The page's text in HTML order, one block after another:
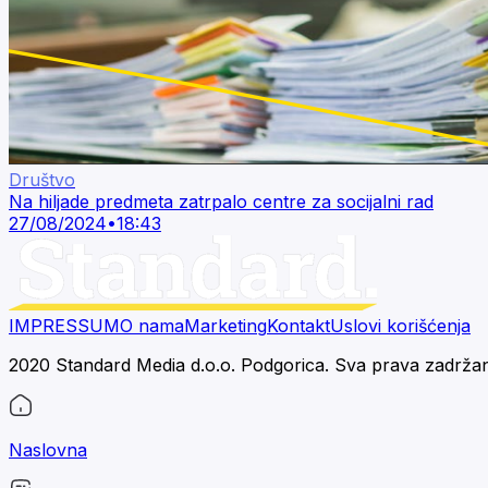
Društvo
Na hiljade predmeta zatrpalo centre za socijalni rad
27/08/2024•18:43
IMPRESSUMO namaMarketingKontaktUslovi korišćenja
2020 Standard Media d.o.o. Podgorica. Sva prava
Naslovna